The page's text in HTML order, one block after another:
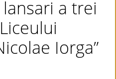
a trei
Iorga”